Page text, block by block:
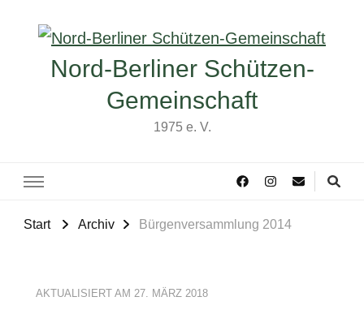
Nord-Berliner Schützen-
Gemeinschaft
1975 e. V.
Start Archiv Bürgenversammlung 2014
AKTUALISIERT AM 27. MÄRZ 2018